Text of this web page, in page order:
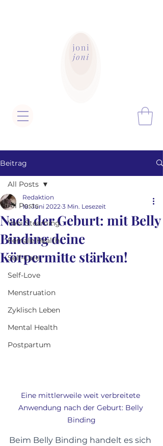
Beitrag
All Posts
Yoni Steaming
Female Health
Self-Care
Self-Love
Menstruation
Zyklisch Leben
Mental Health
Postpartum
All Posts
Nach der Geburt: mit Belly
Binding deine
Körpermitte stärken!
Redaktion
18. Juni 2022 3 Min. Lesezeit
Eine mittlerweile weit verbreitete
Anwendung nach der Geburt: Belly
Binding
Beim Belly Binding handelt es sich